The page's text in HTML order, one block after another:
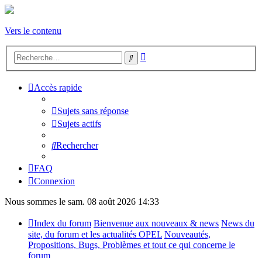
Vers le contenu
Rechercher
Accès rapide
Sujets sans réponse
Sujets actifs
Rechercher
FAQ
Connexion
Nous sommes le sam. 08 août 2026 14:33
Index du forum Bienvenue aux nouveaux & news News du
site, du forum et les actualités OPEL Nouveautés,
Propositions, Bugs, Problèmes et tout ce qui concerne le
forum